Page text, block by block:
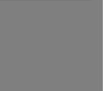
Sternen